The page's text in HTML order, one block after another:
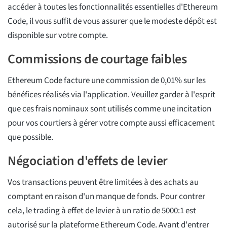
accéder à toutes les fonctionnalités essentielles d'Ethereum
Code, il vous suffit de vous assurer que le modeste dépôt est
disponible sur votre compte.
Commissions de courtage faibles
Ethereum Code facture une commission de 0,01% sur les
bénéfices réalisés via l'application. Veuillez garder à l'esprit
que ces frais nominaux sont utilisés comme une incitation
pour vos courtiers à gérer votre compte aussi efficacement
que possible.
Négociation d'effets de levier
Vos transactions peuvent être limitées à des achats au
comptant en raison d'un manque de fonds. Pour contrer
cela, le trading à effet de levier à un ratio de 5000:1 est
autorisé sur la plateforme Ethereum Code. Avant d'entrer